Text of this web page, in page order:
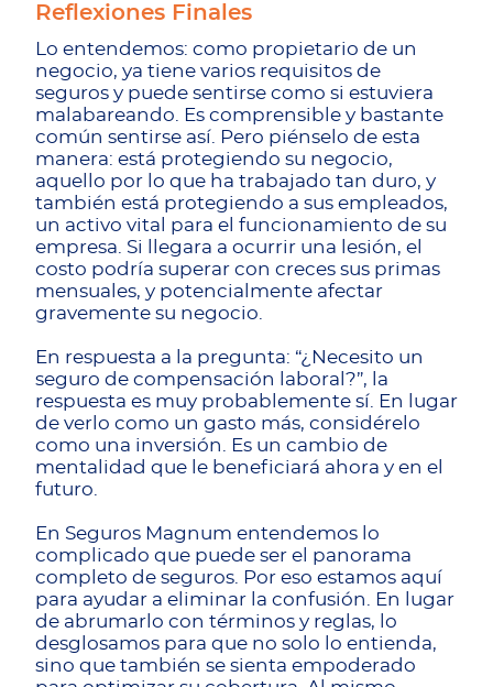
Reflexiones Finales
Lo entendemos: como propietario de un
negocio, ya tiene varios requisitos de
seguros y puede sentirse como si estuviera
malabareando. Es comprensible y bastante
común sentirse así. Pero piénselo de esta
manera: está protegiendo su negocio,
aquello por lo que ha trabajado tan duro, y
también está protegiendo a sus empleados,
un activo vital para el funcionamiento de su
empresa. Si llegara a ocurrir una lesión, el
costo podría superar con creces sus primas
mensuales, y potencialmente afectar
gravemente su negocio.
En respuesta a la pregunta: “¿Necesito un
seguro de compensación laboral?”, la
respuesta es muy probablemente sí. En lugar
de verlo como un gasto más, considérelo
como una inversión. Es un cambio de
mentalidad que le beneficiará ahora y en el
futuro.
En Seguros Magnum entendemos lo
complicado que puede ser el panorama
completo de seguros. Por eso estamos aquí
para ayudar a eliminar la confusión. En lugar
de abrumarlo con términos y reglas, lo
desglosamos para que no solo lo entienda,
sino que también se sienta empoderado